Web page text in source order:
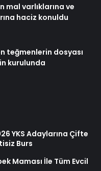
mal varlıklarına ve
haciz konuldu
teğmenlerin dosyası
kurulunda
YKS Adaylarına Çifte
Burs
Maması İle Tüm Evcil